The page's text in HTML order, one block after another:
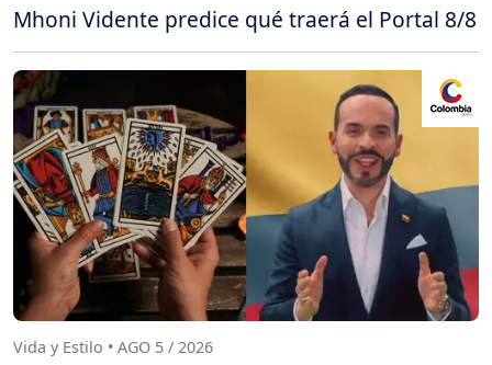
Mhoni Vidente predice qué traerá el Portal 8/8
Vida y Estilo • AGO 5 / 2026